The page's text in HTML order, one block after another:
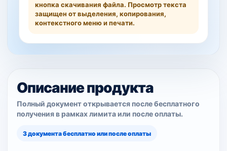
кнопка скачивания файла. Просмотр текста
защищен от выделения, копирования,
контекстного меню и печати.
Описание продукта
Полный документ открывается после бесплатного
получения в рамках лимита или после оплаты.
3 документа бесплатно или после оплаты